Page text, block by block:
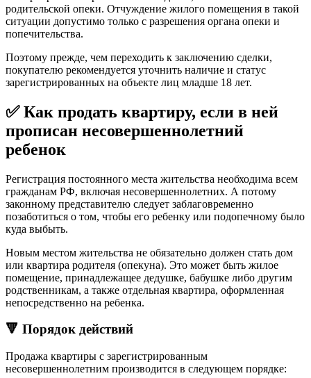
родительской опеки. Отчуждение жилого помещения в такой
ситуации допустимо только с разрешения органа опеки и
попечительства.
Поэтому прежде, чем переходить к заключению сделки,
покупателю рекомендуется уточнить наличие и статус
зарегистрированных на объекте лиц младше 18 лет.
✅ Как продать квартиру, если в ней
прописан несовершеннолетний
ребенок
Регистрация постоянного места жительства необходима всем
гражданам РФ, включая несовершеннолетних. А потому
законному представителю следует заблаговременно
позаботиться о том, чтобы его ребенку или подопечному было
куда выбыть.
Новым местом жительства не обязательно должен стать дом
или квартира родителя (опекуна). Это может быть жилое
помещение, принадлежащее дедушке, бабушке либо другим
родственникам, а также отдельная квартира, оформленная
непосредственно на ребенка.
🔻 Порядок действий
Продажа квартиры с зарегистрированным
несовершеннолетним производится в следующем порядке: